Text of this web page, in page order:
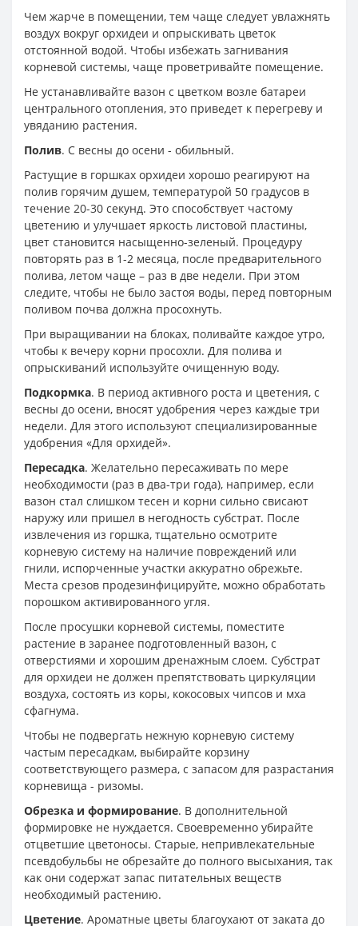
Чем жарче в помещении, тем чаще следует увлажнять
воздух вокруг орхидеи и опрыскивать цветок
отстоянной водой. Чтобы избежать загнивания
корневой системы, чаще проветривайте помещение.
Не устанавливайте вазон с цветком возле батареи
центрального отопления, это приведет к перегреву и
увяданию растения.
Полив. С весны до осени - обильный.
Растущие в горшках орхидеи хорошо реагируют на
полив горячим душем, температурой 50 градусов в
течение 20-30 секунд. Это способствует частому
цветению и улучшает яркость листовой пластины,
цвет становится насыщенно-зеленый. Процедуру
повторять раз в 1-2 месяца, после предварительного
полива, летом чаще – раз в две недели. При этом
следите, чтобы не было застоя воды, перед повторным
поливом почва должна просохнуть.
При выращивании на блоках, поливайте каждое утро,
чтобы к вечеру корни просохли. Для полива и
опрыскиваний используйте очищенную воду.
Подкормка. В период активного роста и цветения, с
весны до осени, вносят удобрения через каждые три
недели. Для этого используют специализированные
удобрения «Для орхидей».
Пересадка. Желательно пересаживать по мере
необходимости (раз в два-три года), например, если
вазон стал слишком тесен и корни сильно свисают
наружу или пришел в негодность субстрат. После
извлечения из горшка, тщательно осмотрите
корневую систему на наличие повреждений или
гнили, испорченные участки аккуратно обрежьте.
Места срезов продезинфицируйте, можно обработать
порошком активированного угля.
После просушки корневой системы, поместите
растение в заранее подготовленный вазон, с
отверстиями и хорошим дренажным слоем. Субстрат
для орхидеи не должен препятствовать циркуляции
воздуха, состоять из коры, кокосовых чипсов и мха
сфагнума.
Чтобы не подвергать нежную корневую систему
частым пересадкам, выбирайте корзину
соответствующего размера, с запасом для разрастания
корневища - ризомы.
Обрезка и формирование. В дополнительной
формировке не нуждается. Своевременно убирайте
отцветшие цветоносы. Старые, непривлекательные
псевдобульбы не обрезайте до полного высыхания, так
как они содержат запас питательных веществ
необходимый растению.
Цветение. Ароматные цветы благоухают от заката до